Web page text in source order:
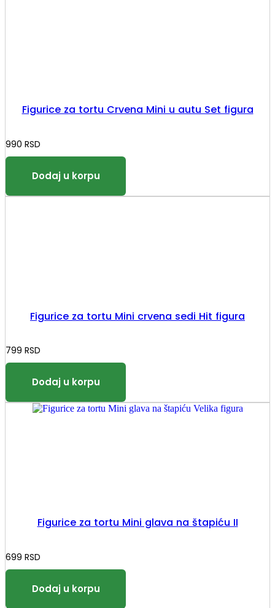
Figurice za tortu Crvena Mini u autu Set figura
990 RSD
Figurice za tortu Mini crvena sedi Hit figura
799 RSD
Figurice za tortu Mini glava na štapiću II
699 RSD